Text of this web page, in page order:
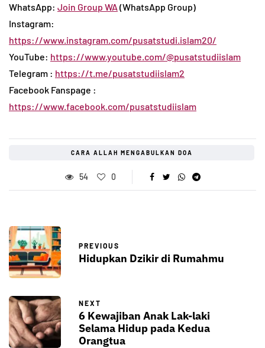
WhatsApp: Join Group WA (WhatsApp Group)
Instagram:
https://www.instagram.com/pusatstudi.islam20/
YouTube: https://www.youtube.com/@pusatstudiislam
Telegram : https://t.me/pusatstudiislam2
Facebook Fanspage :
https://www.facebook.com/pusatstudiislam
CARA ALLAH MENGABULKAN DOA
54 0
PREVIOUS
Hidupkan Dzikir di Rumahmu
NEXT
6 Kewajiban Anak Lak-laki
Selama Hidup pada Kedua
Orangtua